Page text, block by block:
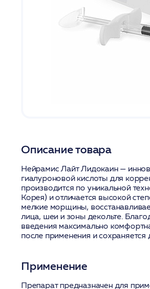
Описание товара
Нейрамис Лайт Лидокаин —
гиалуроновой кислоты для
производится по уникальной
Корея) и отличается высокой
мелкие морщины,
лица, шеи и зоны декольте.
введения максимально
после применения и сохраняется
Применение
Препарат предназначен для